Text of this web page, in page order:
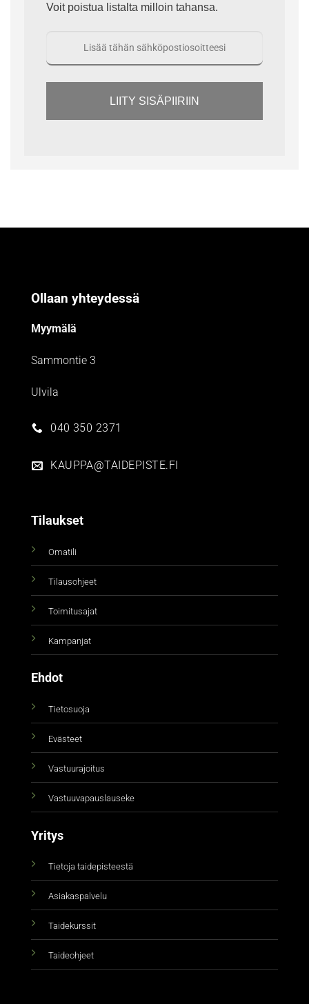
Voit poistua listalta milloin tahansa.
LIITY SISÄPIIRIIN
Ollaan yhteydessä
Myymälä
Sammontie 3
Ulvila
040 350 2371
KAUPPA@TAIDEPISTE.FI
Tilaukset
Omatili
Tilausohjeet
Toimitusajat
Kampanjat
Ehdot
Tietosuoja
Evästeet
Vastuurajoitus
Vastuuvapauslauseke
Yritys
Tietoja taidepisteestä
Asiakaspalvelu
Taidekurssit
Taideohjeet